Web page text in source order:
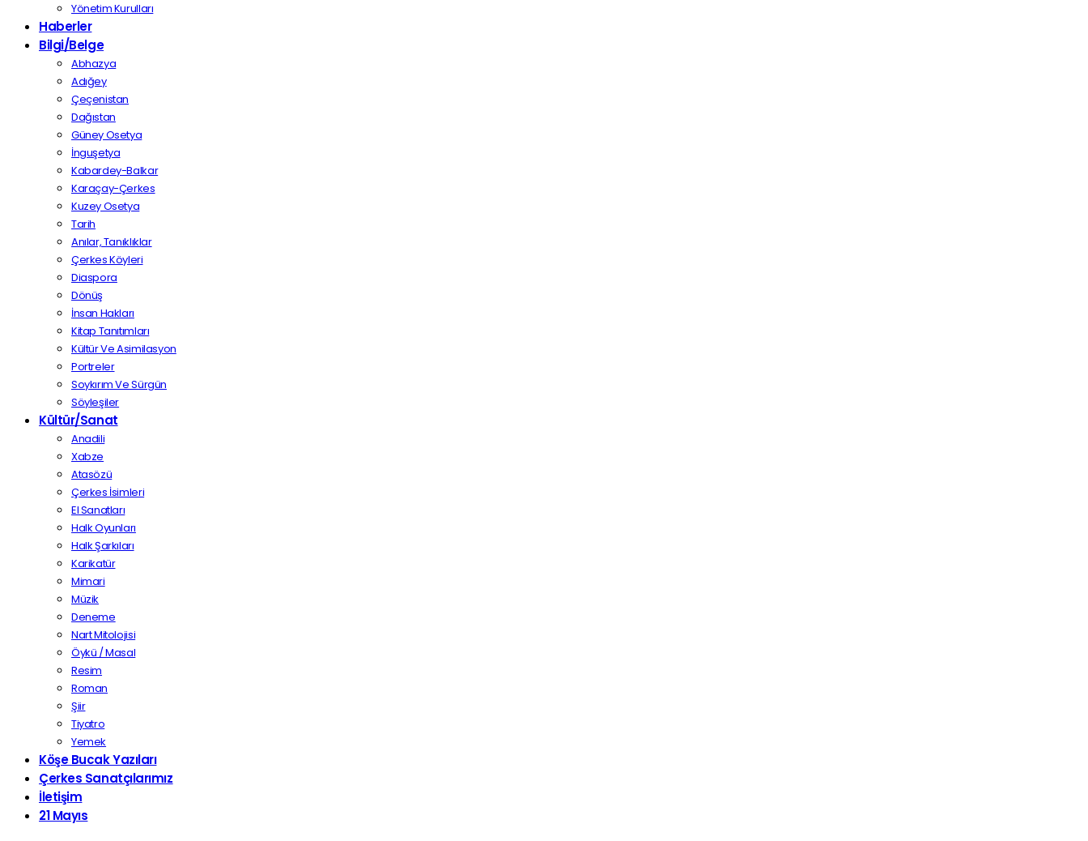
Yönetim Kurulları
Haberler
Bilgi/Belge
Abhazya
Adığey
Çeçenistan
Dağıstan
Güney Osetya
İnguşetya
Kabardey-Balkar
Karaçay-Çerkes
Kuzey Osetya
Tarih
Anılar, Tanıklıklar
Çerkes Köyleri
Diaspora
Dönüş
İnsan Hakları
Kitap Tanıtımları
Kültür Ve Asimilasyon
Portreler
Soykırım Ve Sürgün
Söyleşiler
Kültür/Sanat
Anadili
Xabze
Atasözü
Çerkes İsimleri
El Sanatları
Halk Oyunları
Halk Şarkıları
Karikatür
Mimari
Müzik
Deneme
Nart Mitolojisi
Öykü / Masal
Resim
Roman
Şiir
Tiyatro
Yemek
Köşe Bucak Yazıları
Çerkes Sanatçılarımız
İletişim
21 Mayıs